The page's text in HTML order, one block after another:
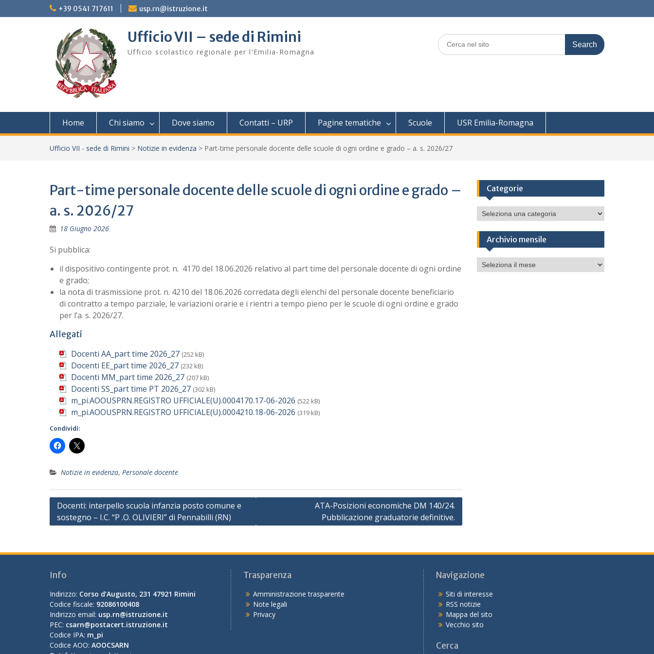
to
+39 0541 717611 usp.rn@istruzione.it
Ufficio VII – sede di Rimini
Ufficio scolastico regionale per l'Emilia-Romagna
Search
for:
Home Chi siamo Dove siamo Contatti – URP Pagine tematiche Scuole USR Emilia-Romagna
Ufficio VII - sede di Rimini > Notizie in evidenza > Part-time personale docente delle scuole di ogni ordine e grado – a. s. 2026/27
Part-time personale docente delle scuole di ogni ordine e grado –
a. s. 2026/27
18 Giugno 2026
Si pubblica:
il dispositivo contingente prot. n. 4170 del 18.06.2026 relativo al part time del personale docente di ogni ordine
e grado;
la nota di trasmissione prot. n. 4210 del 18.06.2026 corredata degli elenchi del personale docente beneficiario
di contratto a tempo parziale, le variazioni orarie e i rientri a tempo pieno per le scuole di ogni ordine e grado
per l’a. s. 2026/27.
Allegati
Docenti AA_part time 2026_27 (252 kB)
Docenti EE_part time 2026_27 (232 kB)
Docenti MM_part time 2026_27 (207 kB)
Docenti SS_part time PT 2026_27 (302 kB)
m_pi.AOOUSPRN.REGISTRO UFFICIALE(U).0004170.17-06-2026 (522 kB)
m_pi.AOOUSPRN.REGISTRO UFFICIALE(U).0004210.18-06-2026 (319 kB)
Condividi:
Notizie in evidenza, Personale docente
Navigazione
articoli
Docenti: interpello scuola infanzia posto comune e
sostegno – I.C. “P .O. OLIVIERI” di Pennabilli (RN)
ATA-Posizioni economiche DM 140/24.
Pubblicazione graduatorie definitive.
Categorie
Categorie
Archivio mensile
Archivio
mensile
Info
Indirizzo: Corso d’Augusto, 231 47921 Rimini
Codice fiscale: 92086100408
Indirizzo email: usp.rn@istruzione.it
PEC: csarn@postacert.istruzione.it
Codice IPA: m_pi
Codice AOO: AOOCSARN
Trasparenza
Amministrazione trasparente
Note legali
Privacy
Navigazione
Siti di interesse
RSS notizie
Mappa del sito
Vecchio sito
Cerca